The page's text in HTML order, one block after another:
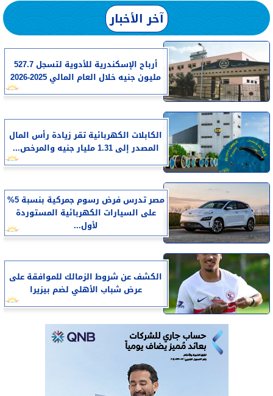
آخر الأخبار
أرباح الإسكندرية للأدوية لتسجل 527.7
مليون جنيه خلال العام المالي 2025-2026
الكابلات الكهربائية تقر زيادة رأس المال
المصدر إلى 1.31 مليار جنيه والمرخص...
مصر تدرس فرض رسوم جمركية بنسبة 5%
على السيارات الكهربائية المستوردة
لأول...
الكشف عن شروط الزمالك للموافقة على
عرض شباب الأهلي لضم بيزيرا